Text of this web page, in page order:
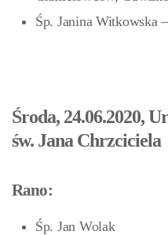
Śp. Janina Witkowska
Środa, 24.06.2020,
św. Jana Chrzciciela
Rano:
Śp. Jan Wolak